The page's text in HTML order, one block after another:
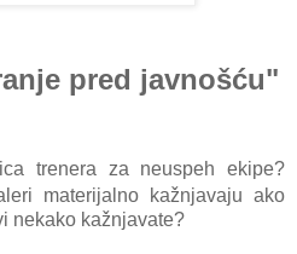
pred javnošću"
trenera za neuspeh ekipe?
materijalno kažnjavaju ako
nekako kažnjavate?